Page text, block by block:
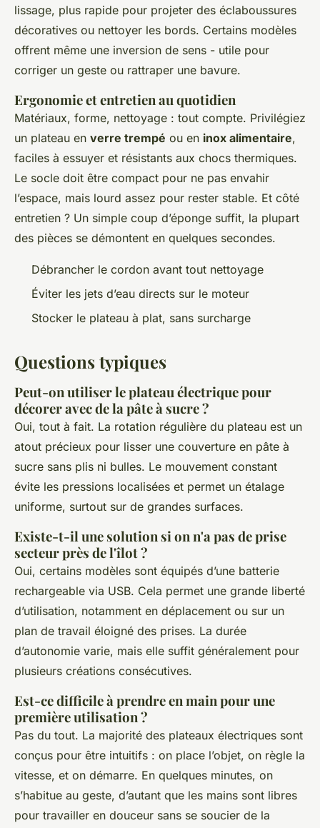
lissage, plus rapide pour projeter des éclaboussures
décoratives ou nettoyer les bords. Certains modèles
offrent même une inversion de sens - utile pour
corriger un geste ou rattraper une bavure.
Ergonomie et entretien au quotidien
Matériaux, forme, nettoyage : tout compte. Privilégiez
un plateau en verre trempé ou en inox alimentaire,
faciles à essuyer et résistants aux chocs thermiques.
Le socle doit être compact pour ne pas envahir
l’espace, mais lourd assez pour rester stable. Et côté
entretien ? Un simple coup d’éponge suffit, la plupart
des pièces se démontent en quelques secondes.
Débrancher le cordon avant tout nettoyage
Éviter les jets d’eau directs sur le moteur
Stocker le plateau à plat, sans surcharge
Questions typiques
Peut-on utiliser le plateau électrique pour
décorer avec de la pâte à sucre ?
Oui, tout à fait. La rotation régulière du plateau est un
atout précieux pour lisser une couverture en pâte à
sucre sans plis ni bulles. Le mouvement constant
évite les pressions localisées et permet un étalage
uniforme, surtout sur de grandes surfaces.
Existe-t-il une solution si on n'a pas de prise
secteur près de l'îlot ?
Oui, certains modèles sont équipés d’une batterie
rechargeable via USB. Cela permet une grande liberté
d’utilisation, notamment en déplacement ou sur un
plan de travail éloigné des prises. La durée
d’autonomie varie, mais elle suffit généralement pour
plusieurs créations consécutives.
Est-ce difficile à prendre en main pour une
première utilisation ?
Pas du tout. La majorité des plateaux électriques sont
conçus pour être intuitifs : on place l’objet, on règle la
vitesse, et on démarre. En quelques minutes, on
s’habitue au geste, d’autant que les mains sont libres
pour travailler en douceur sans se soucier de la